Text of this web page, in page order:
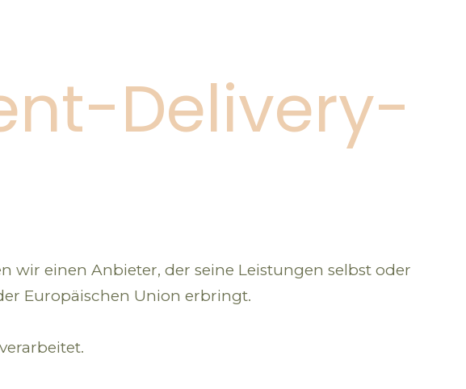
Delivery-
wir einen Anbieter, der seine Leistungen selbst oder
Europäischen Union erbringt.